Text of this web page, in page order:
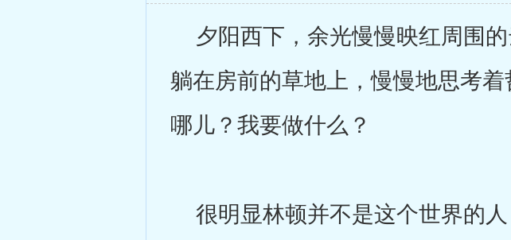
夕阳西下，余光慢慢映红周围
躺在房前的草地上，慢慢地思考
哪儿？我要做什么？
很明显林顿并不是这个世界的